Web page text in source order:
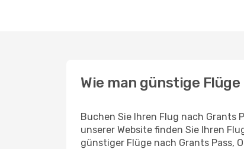
Wie man günstige
Buchen Sie Ihren Flug nach Grants
unserer Website finden Sie Ihren
günstiger Flüge nach Grants Pass,